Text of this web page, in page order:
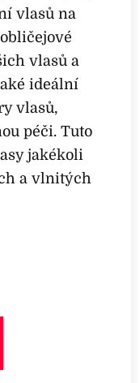
vlasů na
vlasů a
ideální
vlasů,
péči. Tuto
jakékoli
a vlnitých